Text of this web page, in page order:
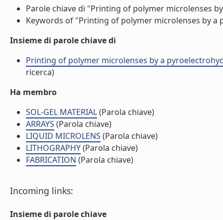
Parole chiave di "Printing of polymer microlenses
Keywords of "Printing of polymer microlenses by
Insieme di parole chiave di
Printing of polymer microlenses by a
ricerca)
Ha membro
SOL-GEL MATERIAL(Parola chiave)
ARRAYS (Parola chiave)
LIQUID MICROLENS (Parola chiave)
LITHOGRAPHY(Parola chiave)
FABRICATION (Parola chiave)
Incoming links:
Insieme di parole chiave